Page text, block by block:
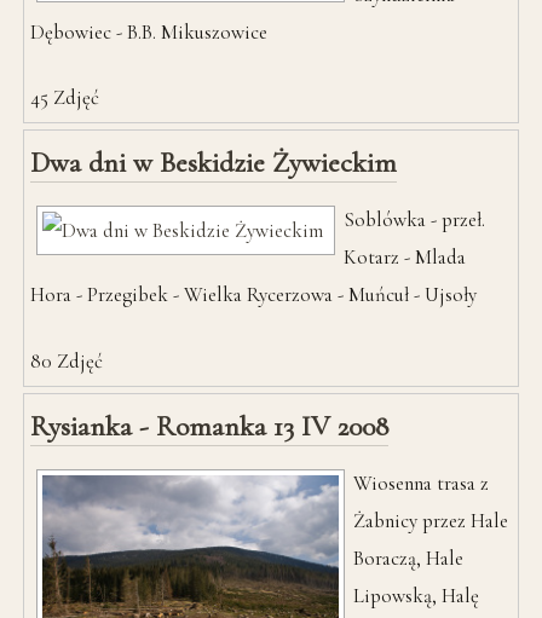
Dębowiec - B.B. Mikuszowice
45 Zdjęć
Dwa dni w Beskidzie Żywieckim
Soblówka - przeł.
Kotarz - Mlada
Hora - Przegibek - Wielka Rycerzowa - Muńcuł - Ujsoły
80 Zdjęć
Rysianka - Romanka 13 IV 2008
Wiosenna trasa z
Żabnicy przez Hale
Boraczą, Hale
Lipowską, Halę